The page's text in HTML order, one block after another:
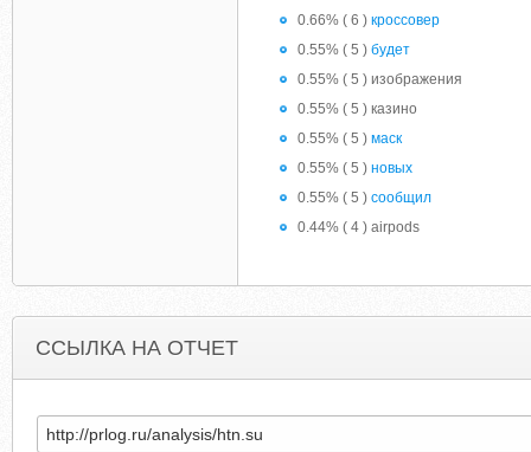
0.66% ( 6 ) кроссовер
0.55% ( 5 ) будет
0.55% ( 5 ) изображения
0.55% ( 5 ) казино
0.55% ( 5 ) маск
0.55% ( 5 ) новых
0.55% ( 5 ) сообщил
0.44% ( 4 ) airpods
ССЫЛКА НА ОТЧЕТ